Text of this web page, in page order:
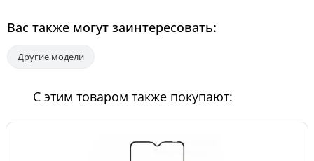
Вас также могут заинтересовать:
Другие модели
С этим товаром также покупают: